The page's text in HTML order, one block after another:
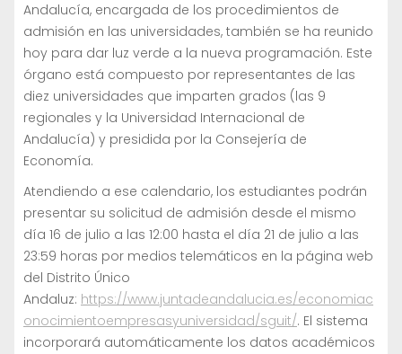
Andalucía, encargada de los procedimientos de
admisión en las universidades, también se ha reunido
hoy para dar luz verde a la nueva programación. Este
órgano está compuesto por representantes de las
diez universidades que imparten grados (las 9
regionales y la Universidad Internacional de
Andalucía) y presidida por la Consejería de
Economía.
Atendiendo a ese calendario, los estudiantes podrán
presentar su solicitud de admisión desde el mismo
día 16 de julio a las 12:00 hasta el día 21 de julio a las
23:59 horas por medios telemáticos en la página web
del Distrito Único
Andaluz: https://www.juntadeandalucia.es/economiac
onocimientoempresasyuniversidad/sguit/. El sistema
incorporará automáticamente los datos académicos